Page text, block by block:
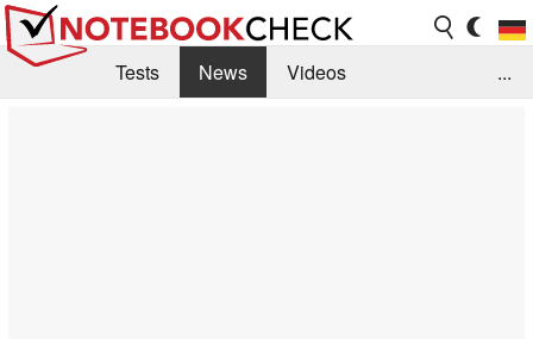
Tests News
Videos
...